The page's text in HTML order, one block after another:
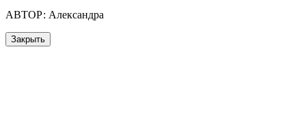
АВТОР: Александра
Закрыть